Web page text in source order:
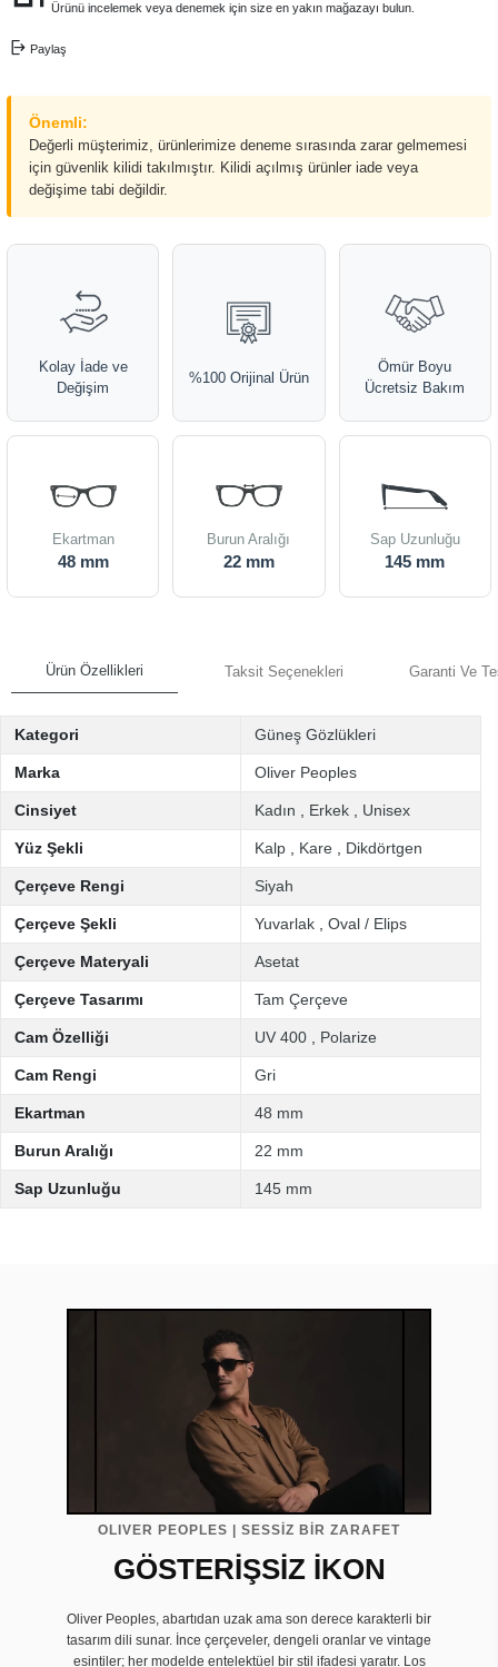
Ürünü incelemek veya denemek için size en yakın mağazayı bulun.
Paylaş
Önemli:
Değerli müşterimiz, ürünlerimize deneme sırasında zarar gelmemesi
için güvenlik kilidi takılmıştır. Kilidi açılmış ürünler iade veya
değişime tabi değildir.
Kolay İade ve
Değişim
%100 Orijinal Ürün
Ömür Boyu
Ücretsiz Bakım
Ekartman
48 mm
Burun Aralığı
22 mm
Sap Uzunluğu
145 mm
Ürün Özellikleri Taksit Seçenekleri Garanti Ve
Kategori Güneş Gözlükleri
Marka Oliver Peoples
Cinsiyet Kadın Erkek Unisex
Yüz Şekli Kalp Kare Dikdörtgen
Çerçeve Rengi Siyah
Çerçeve Şekli Yuvarlak Oval / Elips
Çerçeve Materyali Asetat
Çerçeve Tasarımı Tam Çerçeve
Cam Özelliği UV 400 Polarize
Cam Rengi Gri
Ekartman 48 mm
Burun Aralığı 22 mm
Sap Uzunluğu 145 mm
OLIVER PEOPLES | SESSİZ BİR ZARAFET
GÖSTERİŞSİZ İKON
Oliver Peoples, abartıdan uzak ama son derece karakterli bir
tasarım dili sunar. İnce çerçeveler, dengeli oranlar ve vintage
esintiler; her modelde entelektüel bir stil ifadesi yaratır. Los